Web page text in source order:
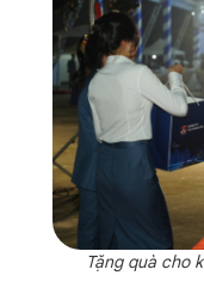
Tặng quà cho